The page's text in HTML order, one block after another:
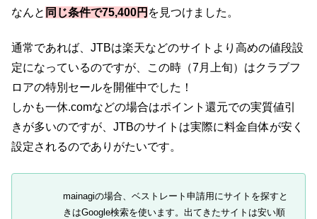
なんと 同じ条件で75,400円 を見つけました。
通常であれば、JTBは楽天などのサイトより高めの値段設
定になっているのですが、この時（7月上旬）はクラブフ
ロアの特別セールを開催中でした！
しかも一休.comなどの場合はポイント還元での実質値引
きが多いのですが、JTBのサイトは実際に料金自体が安く
設定されるのでありがたいです。
mainagiの場合、ベストレート申請用にサイトを探すと
きはGoogle検索を使います。出てきたサイトは安い順